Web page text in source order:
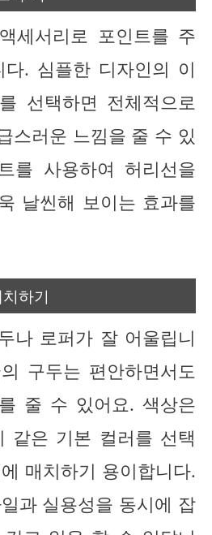
세서리로 포인트를 주
. 심플한 디자인의 이
선택하면 전체적으로
스러운 느낌을 줄 수 있
를 사용하여 허리선을
날씬해 보이는 효과를
하기
나 로퍼가 잘 어울립니
구두는 편안하면서도
줄 수 있어요. 색상은
같은 기본 컬러를 선택
매치하기 용이합니다.
과 실용성을 동시에 잡